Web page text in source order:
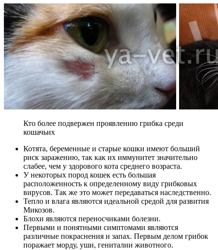
Кто более подвержен проявлению грибка среди
кошачьих
Котята, беременные и старые кошки имеют больший
риск заражению, так как их иммунитет значительно
слабее, чем у здорового кота среднего возраста.
У некоторых пород кошек есть большая
расположенность к определенному виду грибковых
вирусов. Так же это может передаваться наследственно.
Тепло и влага являются идеальной средой для развития
Микозов.
Блохи являются переносчиками болезни.
Первыми и понятными симптомами являются
различные покраснения и запах. Первым делом грибок
поражает морду, уши, гениталии животного.